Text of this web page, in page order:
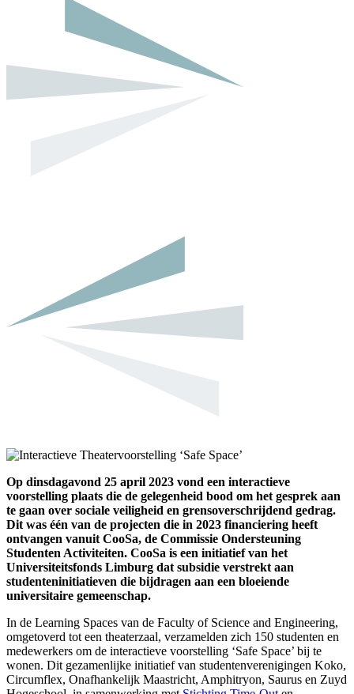
Op dinsdagavond 25 april 2023 vond een interactieve
voorstelling plaats die de gelegenheid bood om het gesprek aan
te gaan over sociale veiligheid en grensoverschrijdend gedrag.
Dit was één van de projecten die in 2023 financiering heeft
ontvangen vanuit CooSa, de Commissie Ondersteuning
Studenten Activiteiten. CooSa is een initiatief van het
Universiteitsfonds Limburg dat subsidie verstrekt aan
studenteninitiatieven die bijdragen aan een bloeiende
universitaire gemeenschap.
In de Learning Spaces van de Faculty of Science and Engineering,
omgetoverd tot een theaterzaal, verzamelden zich 150 studenten en
medewerkers om de interactieve voorstelling ‘Safe Space’ bij te
wonen. Dit gezamenlijke initiatief van studentenverenigingen Koko,
Circumflex, Onafhankelijk Maastricht, Amphitryon, Saurus en Zuyd